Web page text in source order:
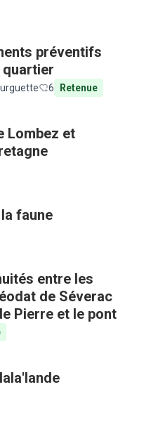
préventifs
6 Retenue
Lombez et
faune
entre les
de Séverac
Pierre et le pont